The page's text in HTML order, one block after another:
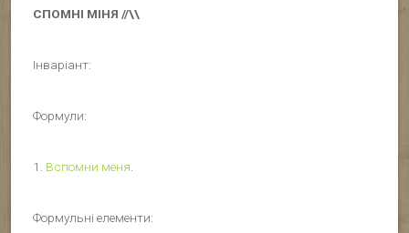
СПОМНІ МІНЯ //\\
Інваріант:
Формули:
1. Вспомни меня.
Формульні елементи: